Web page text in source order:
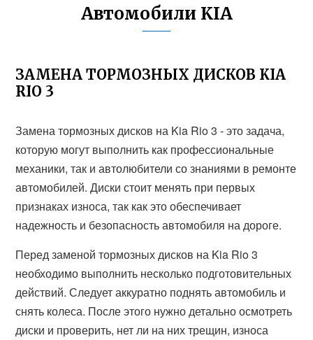
Автомобили KIA
ЗАМЕНА ТОРМОЗНЫХ ДИСКОВ KIA
RIO 3
Замена тормозных дисков на Kia Rio 3 - это задача,
которую могут выполнить как профессиональные
механики, так и автолюбители со знаниями в ремонте
автомобилей. Диски стоит менять при первых
признаках износа, так как это обеспечивает
надежность и безопасность автомобиля на дороге.
Перед заменой тормозных дисков на Kia Rio 3
необходимо выполнить несколько подготовительных
действий. Следует аккуратно поднять автомобиль и
снять колеса. После этого нужно детально осмотреть
диски и проверить, нет ли на них трещин, износа